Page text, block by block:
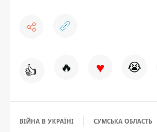
👍 🔥 ♥ 😭
ВІЙНА В УКРАЇНІ СУМСЬКА ОБЛАСТЬ